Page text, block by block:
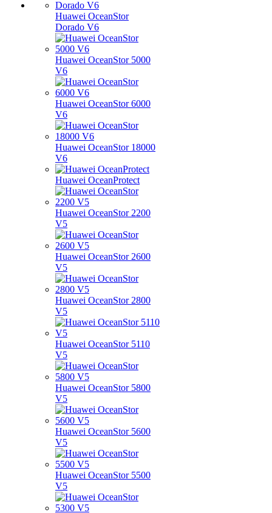
Huawei OceanStor
Dorado V6
Huawei OceanStor 5000
V6
Huawei OceanStor 6000
V6
Huawei OceanStor 18000
V6
Huawei OceanProtect
Huawei OceanStor 2200
V5
Huawei OceanStor 2600
V5
Huawei OceanStor 2800
V5
Huawei OceanStor 5110
V5
Huawei OceanStor 5800
V5
Huawei OceanStor 5600
V5
Huawei OceanStor 5500
V5